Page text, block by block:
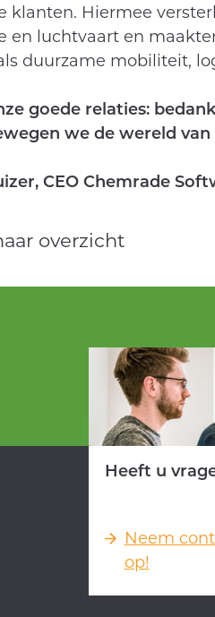
klanten. Hiermee
en luchtvaart en
duurzame mobiliteit,
goede relaties:
we de wereld
CEO Chemrade
overzicht
Heeft u
Neem
op!